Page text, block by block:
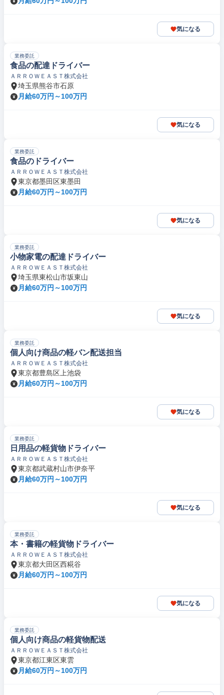
気になる
業務委託
食品の配達ドライバー
ＡＲＲＯＷＥＡＳＴ株式会社
埼玉県熊谷市石原
月給60万円～100万円
気になる
業務委託
食品のドライバー
ＡＲＲＯＷＥＡＳＴ株式会社
東京都墨田区東墨田
月給60万円～100万円
気になる
業務委託
小物家電の配達ドライバー
ＡＲＲＯＷＥＡＳＴ株式会社
埼玉県東松山市坂東山
月給60万円～100万円
気になる
業務委託
個人向け商品の軽バン配送担当
ＡＲＲＯＷＥＡＳＴ株式会社
東京都豊島区上池袋
月給60万円～100万円
気になる
業務委託
日用品の軽貨物ドライバー
ＡＲＲＯＷＥＡＳＴ株式会社
東京都武蔵村山市伊奈平
月給60万円～100万円
気になる
業務委託
本・書籍の軽貨物ドライバー
ＡＲＲＯＷＥＡＳＴ株式会社
東京都大田区西糀谷
月給60万円～100万円
気になる
業務委託
個人向け商品の軽貨物配送
ＡＲＲＯＷＥＡＳＴ株式会社
東京都江東区東雲
月給60万円～100万円